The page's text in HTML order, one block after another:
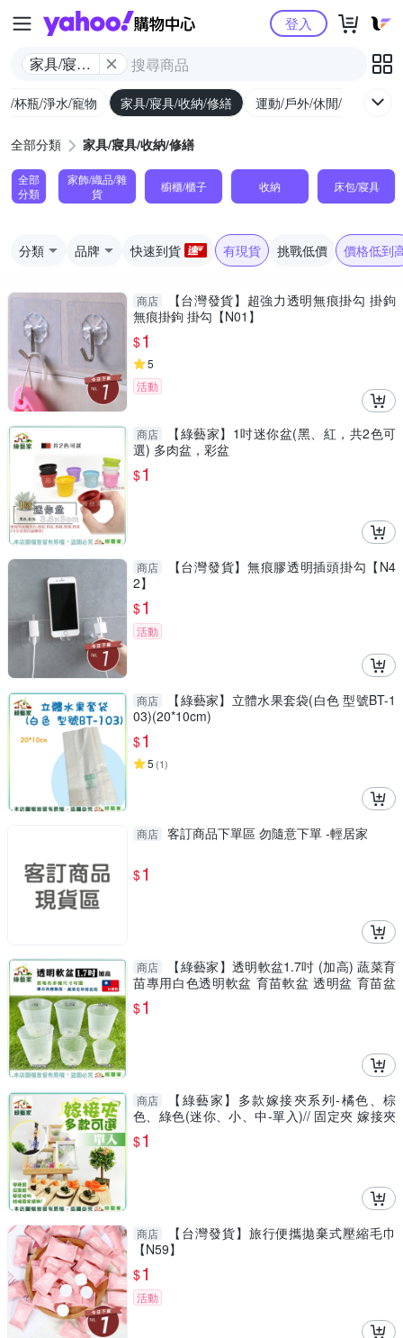
Yahoo購物中心
家具/寢具/
登入
/杯瓶/淨水/寵物 家具/寢具/收納/修繕 運動/戶外/休閒/健身
全部分類 家具/寢具/收納/修繕
全部
分類
家飾/織品/雜
貨
櫥櫃/櫃子 收納 床包/寢具
分類 品牌 快速到貨 有現貨 挑戰低價 價格低到
商店
【台灣發貨】超強力透明無痕掛勾 掛鉤
無痕掛鉤 掛勾【N01】
$1
5
活動
商店
【綠藝家】1吋迷你盆(黑、紅，共2色可
選) 多肉盆，彩盆
$1
商店
【台灣發貨】無痕膠透明插頭掛勾【N4
2】
$1
活動
商店
【綠藝家】立體水果套袋(白色 型號BT-1
03)(20*10cm)
$1
5 (1)
商店 客訂商品下單區 勿隨意下單 -輕居家
$1
商店
【綠藝家】透明軟盆1.7吋 (加高) 蔬菜育
苗專用白色透明軟盆 育苗軟盆 透明盆 育苗盆
育苗
$1
商店
【綠藝家】多款嫁接夾系列-橘色、棕
色、綠色(迷你、小、中-單入)// 固定夾 嫁接夾
蘭花夾
$1
商店
【台灣發貨】旅行便攜拋棄式壓縮毛巾
【N59】
$1
活動